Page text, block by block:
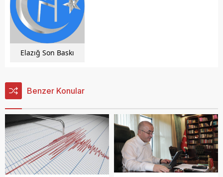
Elazığ Son Baskı
Benzer Konular